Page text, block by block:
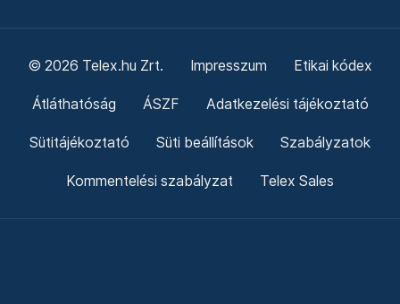
© 2026 Telex.hu Zrt. Impresszum Etikai kódex
Átláthatóság ÁSZF Adatkezelési tájékoztató
Sütitájékoztató Süti beállítások Szabályzatok
Kommentelési szabályzat Telex Sales